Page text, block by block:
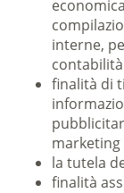
interne,
finalità di
la tutela
finalità